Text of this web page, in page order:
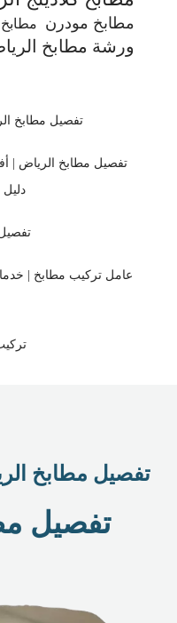
مطابخ مودرن مطابخ
ورشة مطابخ
تفصيل مطابخ
تفصيل مطابخ الرياض |
تفصيل
عامل تركيب مطابخ |
تركيب
تفصيل مطابخ
تفصيل